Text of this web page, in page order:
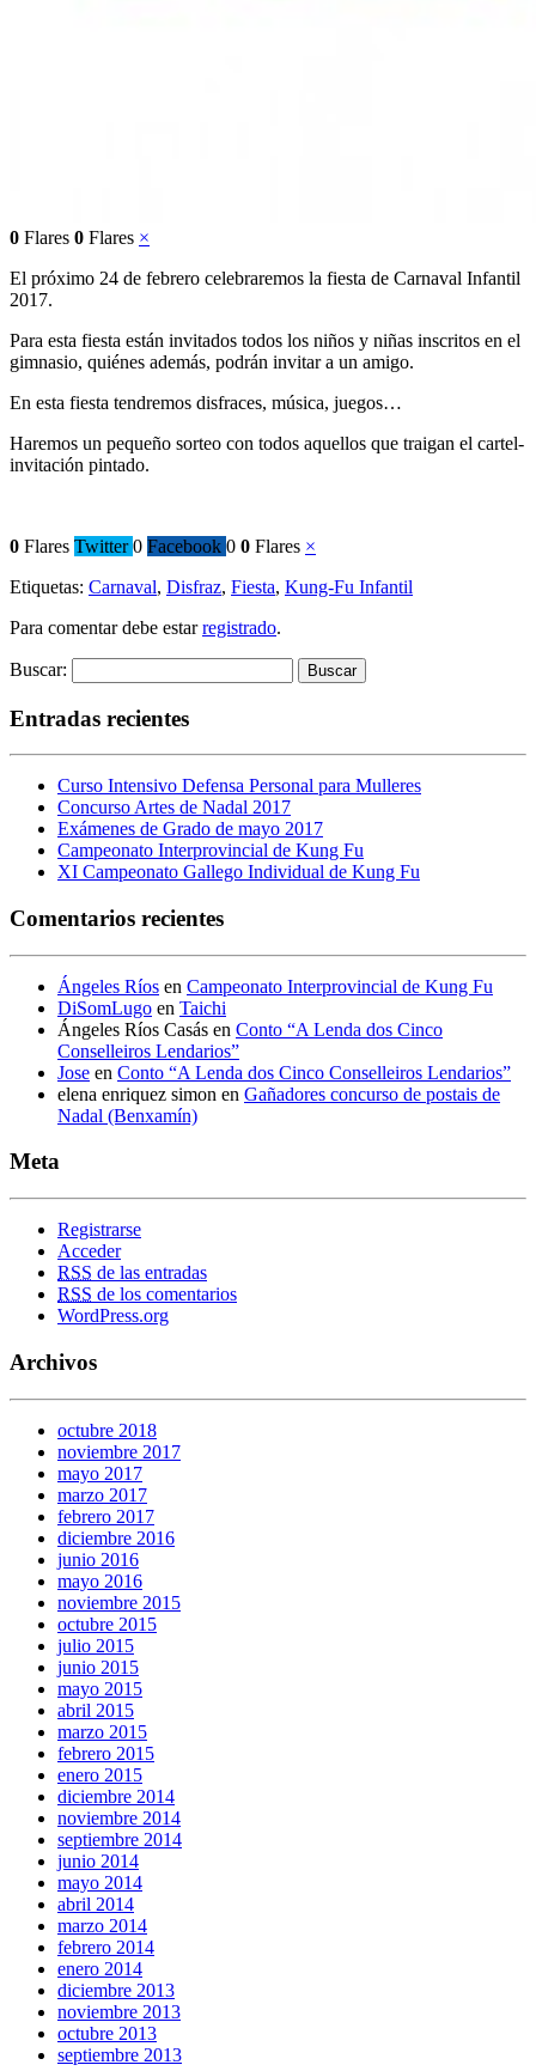
0 Flares 0 Flares ×
El próximo 24 de febrero celebraremos la fiesta de Carnaval Infantil
2017.
Para esta fiesta están invitados todos los niños y niñas inscritos en el
gimnasio, quiénes además, podrán invitar a un amigo.
En esta fiesta tendremos disfraces, música, juegos…
Haremos un pequeño sorteo con todos aquellos que traigan el cartel-
invitación pintado.
0 Flares Twitter 0 Facebook 0 0 Flares ×
Etiquetas: Carnaval, Disfraz, Fiesta, Kung-Fu Infantil
Para comentar debe estarregistrado.
Buscar:
Entradas recientes
Curso Intensivo Defensa Personal para Mulleres
Concurso Artes de Nadal 2017
Exámenes de Grado de mayo 2017
Campeonato Interprovincial de Kung Fu
XI Campeonato Gallego Individual de Kung Fu
Comentarios recientes
Ángeles Ríos en Campeonato Interprovincial de Kung Fu
DiSomLugo en Taichi
Ángeles Ríos Casás en Conto “A Lenda dos Cinco
Conselleiros Lendarios”
Jose en Conto “A Lenda dos Cinco Conselleiros Lendarios”
elena enriquez simon en Gañadores concurso de postais de
Nadal (Benxamín)
Meta
Registrarse
Acceder
RSS de las entradas
RSS de los comentarios
WordPress.org
Archivos
octubre 2018
noviembre 2017
mayo 2017
marzo 2017
febrero 2017
diciembre 2016
junio 2016
mayo 2016
noviembre 2015
octubre 2015
julio 2015
junio 2015
mayo 2015
abril 2015
marzo 2015
febrero 2015
enero 2015
diciembre 2014
noviembre 2014
septiembre 2014
junio 2014
mayo 2014
abril 2014
marzo 2014
febrero 2014
enero 2014
diciembre 2013
noviembre 2013
octubre 2013
septiembre 2013